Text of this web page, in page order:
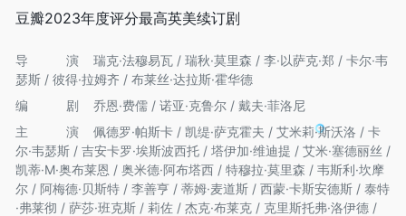
豆瓣2023年度评分最高英美续订剧
导演
瑞克·法穆易瓦 / 瑞秋·莫里森 / 李·以萨克·郑 / 卡尔·韦
瑟斯 / 彼得·拉姆齐 / 布莱丝·达拉斯·霍华德
编剧
乔恩·费儒 / 诺亚·克鲁尔 / 戴夫·菲洛尼
主演
佩德罗·帕斯卡 / 凯缇·萨克霍夫 / 艾米莉·斯沃洛 / 卡
尔·韦瑟斯 / 吉安卡罗·埃斯波西托 / 塔伊加·维迪提 / 艾米·塞德丽丝 /
凯蒂·M·奥布莱恩 / 奥米德·阿布塔西 / 特穆拉·莫里森 / 韦斯利·坎摩
尔 / 阿梅德·贝斯特 / 李善亨 / 蒂姆·麦道斯 / 西蒙·卡斯安德斯 / 泰特
·弗莱彻 / 萨莎·班克斯 / 莉佐 / 杰克·布莱克 / 克里斯托弗·洛伊德 /